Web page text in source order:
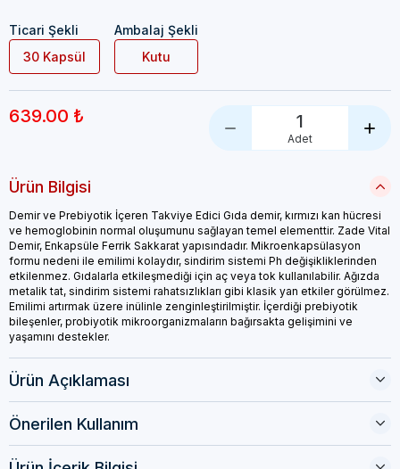
Ticari Şekli
30 Kapsül
Ambalaj Şekli
Kutu
639.00 ₺ 1
Adet
Ürün Bilgisi
Demir ve Prebiyotik İçeren Takviye Edici Gıda demir, kırmızı kan hücresi
ve hemoglobinin normal oluşumunu sağlayan temel elementtir. Zade Vital
Demir, Enkapsüle Ferrik Sakkarat yapısındadır. Mikroenkapsülasyon
formu nedeni ile emilimi kolaydır, sindirim sistemi Ph değişikliklerinden
etkilenmez. Gıdalarla etkileşmediği için aç veya tok kullanılabilir. Ağızda
metalik tat, sindirim sistemi rahatsızlıkları gibi klasik yan etkiler görülmez.
Emilimi artırmak üzere inülinle zenginleştirilmiştir. İçerdiği prebiyotik
bileşenler, probiyotik mikroorganizmaların bağırsakta gelişimini ve
yaşamını destekler.
Ürün Açıklaması
Önerilen Kullanım